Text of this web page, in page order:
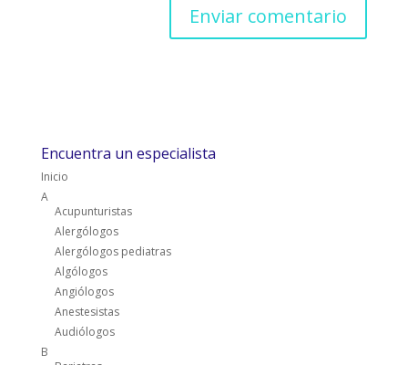
Encuentra un especialista
Inicio
A
Acupunturistas
Alergólogos
Alergólogos pediatras
Algólogos
Angiólogos
Anestesistas
Audiólogos
B